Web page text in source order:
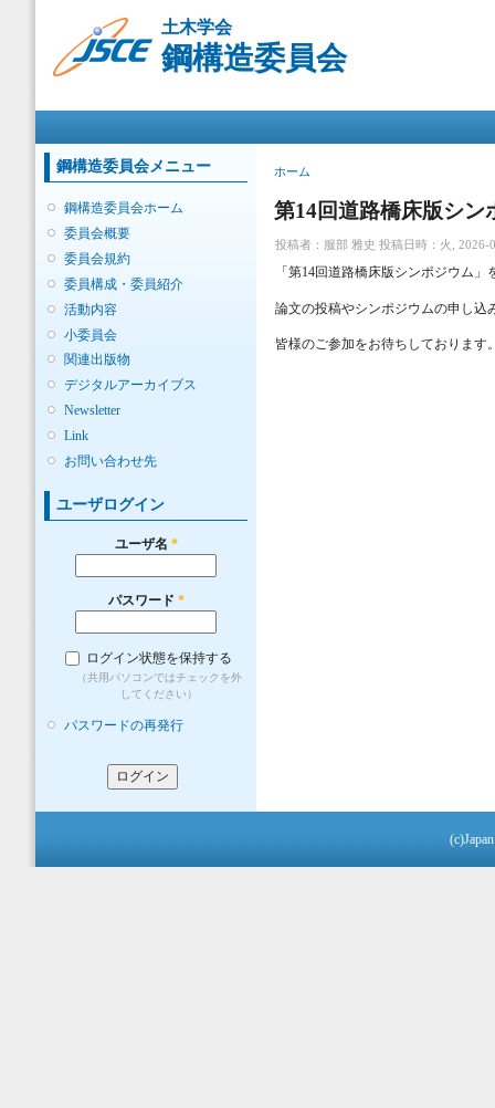
移
動
土木学会
鋼構造委員会
鋼構造委員会メニュー
鋼構造委員会ホーム
委員会概要
委員会規約
委員構成・委員紹介
活動内容
小委員会
関連出版物
デジタルアーカイブス
Newsletter
Link
お問い合わせ先
ユーザログイン
ユーザ名 *
パスワード *
ログイン状態を保持する
（共用パソコンではチェックを外
してください）
パスワードの再発行
現在地
ホーム
第14回道路橋床版シン
投稿者： 服部 雅史 投稿日時：火, 2026-
「第14回道路橋床版シンポジウム
論文の投稿やシンポジウムの申し込
皆様のご参加をお待ちしております